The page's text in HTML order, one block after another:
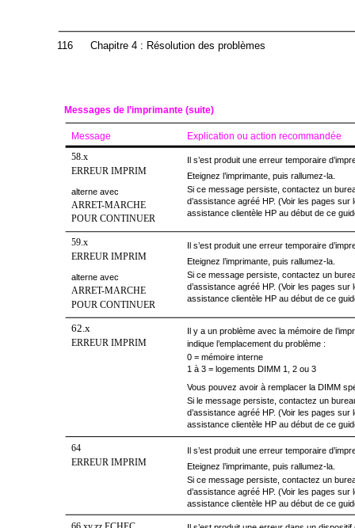
116 Chapitre 4 : Résolution des problèmes
58.x
ERREUR IMPRIM
alterne avec
ARRET-MARCHE
POUR CONTINUER
Il s’est produit une erreur temporaire
Eteignez l’imprimante, puis rallumez-la.
Si ce message persiste, contactez un
d’assistance agréé HP. (Voir les pages sur
assistance clientèle HP au début de ce
59.x
ERREUR IMPRIM
alterne avec
ARRET-MARCHE
POUR CONTINUER
Il s’est produit une erreur temporaire
Eteignez l’imprimante, puis rallumez-la.
Si ce message persiste, contactez un
d’assistance agréé HP. (Voir les pages sur
assistance clientèle HP au début de ce
62.x
ERREUR IMPRIM
Il y a un problème avec la mémoire de
indique l’emplacement du problème :
0 = mémoire interne
1 à 3 = logements DIMM 1, 2 ou 3
Vous pouvez avoir à remplacer la DIMM
Si le message persiste, contactez un
d’assistance agréé HP. (Voir les pages sur
assistance clientèle HP au début de ce
64
ERREUR IMPRIM
Il s’est produit une erreur temporaire
Eteignez l’imprimante, puis rallumez-la.
Si ce message persiste, contactez un
d’assistance agréé HP. (Voir les pages sur
assistance clientèle HP au début de ce
Messages de l’imprimante (suite)
Message Explication ou action recommandée